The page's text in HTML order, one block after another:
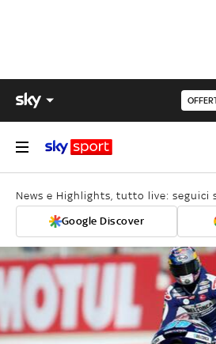
News e Highlights, tutto live: seguici
Google Discover